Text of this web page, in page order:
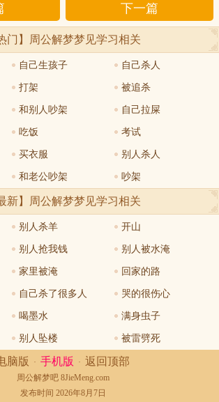
下一篇
门】周公解梦梦见学习相关
自己生孩子 自己杀人
打架 被追杀
和别人吵架 自己拉屎
吃饭 考试
买衣服 别人杀人
和老公吵架 吵架
新】周公解梦梦见学习相关
别人杀羊 开山
别人抢我钱 别人被水淹
家里被淹 回家的路
自己杀了很多人 哭的很伤心
喝墨水 满身虫子
别人坠楼 被雷劈死
脑版 · 手机版 · 返回顶部
周公解梦吧 8JieMeng.com
发布时间 2026年8月7日